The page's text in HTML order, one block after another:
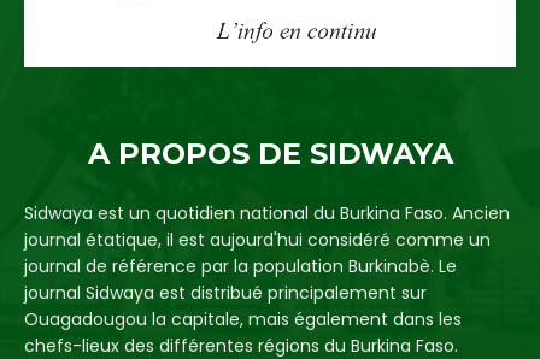
A PROPOS DE SIDWAYA
Sidwaya est un quotidien national du Burkina Faso. Ancien
journal étatique, il est aujourd'hui considéré comme un
journal de référence par la population Burkinabè. Le
journal Sidwaya est distribué principalement sur
Ouagadougou la capitale, mais également dans les
chefs-lieux des différentes régions du Burkina Faso.